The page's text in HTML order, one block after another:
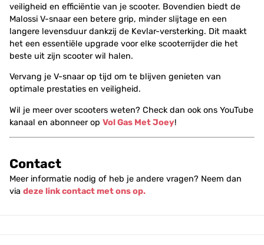
veiligheid en efficiëntie van je scooter. Bovendien biedt de
Malossi V-snaar een betere grip, minder slijtage en een
langere levensduur dankzij de Kevlar-versterking. Dit maakt
het een essentiële upgrade voor elke scooterrijder die het
beste uit zijn scooter wil halen.
Vervang je V-snaar op tijd om te blijven genieten van
optimale prestaties en veiligheid.
Wil je meer over scooters weten? Check dan ook ons YouTube
kanaal en abonneer op Vol Gas Met Joey!
Contact
Meer informatie nodig of heb je andere vragen? Neem dan
via deze link contact met ons op.